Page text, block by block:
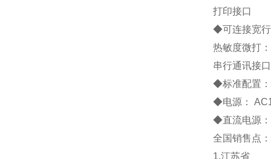
打印接口
◆可连接宽
热敏度微打：
串行通讯接口
◆标准配置
◆电源：
◆直流电源
全国销售点：
1.江苏省